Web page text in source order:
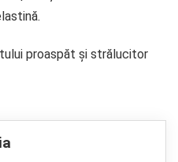
proaspăt și strălucitor